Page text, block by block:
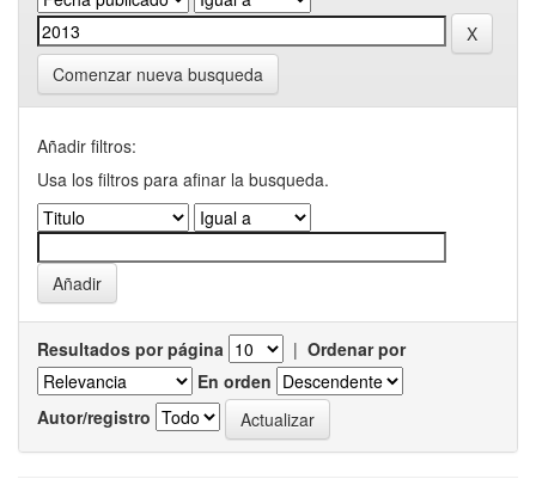
Comenzar nueva busqueda
Añadir filtros:
Usa los filtros para afinar la busqueda.
Resultados por página | Ordenar por
En orden
Autor/registro